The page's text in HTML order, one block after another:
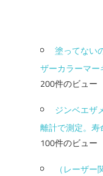
塗ってない
ザーカラーマ
200件のビュー
ジンベエザ
離計で測定。
100件のビュー
（レーザ